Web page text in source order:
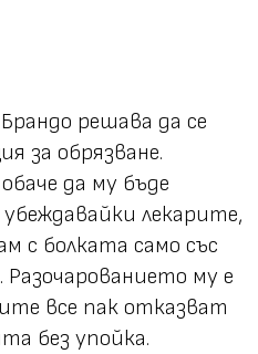
решава да се
за обрязване.
да му бъде
лекарите,
с болката само със
му е
все пак отказват
без упойка.